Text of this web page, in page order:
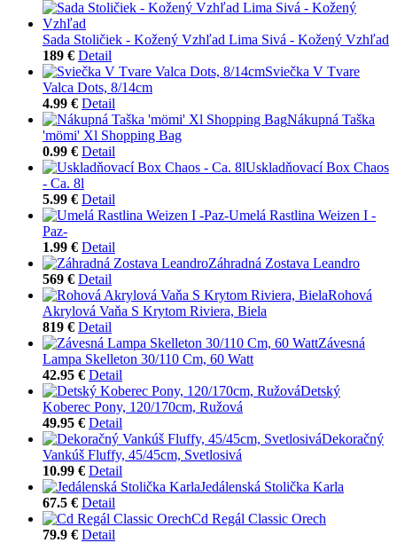
Sada Stoličiek - Kožený Vzhľad Lima Sivá - Kožený Vzhľad
189 € Detail
Sviečka V Tvare
Valca Dots, 8/14cm
4.99 € Detail
Nákupná Taška
'mömi' Xl Shopping Bag
0.99 € Detail
Uskladňovací Box Chaos
- Ca. 8l
5.99 € Detail
Umelá Rastlina Weizen I -
Paz-
1.99 € Detail
Záhradná Zostava Leandro
569 € Detail
Rohová
Akrylová Vaňa S Krytom Riviera, Biela
819 € Detail
Závesná
Lampa Skelleton 30/110 Cm, 60 Watt
42.95 € Detail
Detský
Koberec Pony, 120/170cm, Ružová
49.95 € Detail
Dekoračný
Vankúš Fluffy, 45/45cm, Svetlosivá
10.99 € Detail
Jedálenská Stolička Karla
67.5 € Detail
Cd Regál Classic Orech
79.9 € Detail